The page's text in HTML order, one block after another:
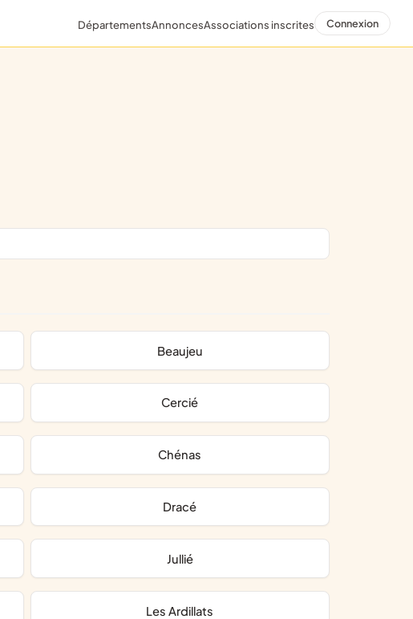
DépartementsAnnoncesAssociations inscrites Connexion
Beaujeu
Cercié
Chénas
Dracé
Jullié
Les Ardillats